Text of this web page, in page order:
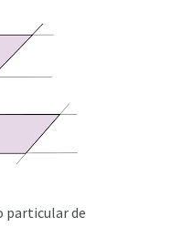
particular de